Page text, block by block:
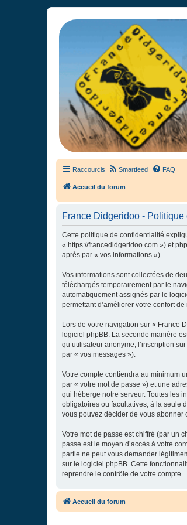
France Didgeridoo
Didgeridoo et Guimbarde sur France
Raccourcis Smartfeed FAQ
Accueil du forum
France Didgeridoo -
Cette politique de confidentialité
« https://francedidgeridoo.com ») et
après par « vos informations »).
Vos informations sont collectées de
téléchargés temporairement par le
automatiquement assignés par le
permettant d’améliorer votre confort
Lors de votre navigation sur « France
logiciel phpBB. La seconde manière
qu’utilisateur anonyme, l’inscription
par « vos messages »).
Votre compte contiendra au minimum
par « votre mot de passe ») et une
qui héberge notre serveur. Toutes les
obligatoires ou facultatives, à la seule
vous pouvez décider de vous abonner
Votre mot de passe est chiffré (par un
passe est le moyen d’accès à votre
partie ne peut vous demander
sur le logiciel phpBB. Cette
reprendre le contrôle de votre compte.
Accueil du forum